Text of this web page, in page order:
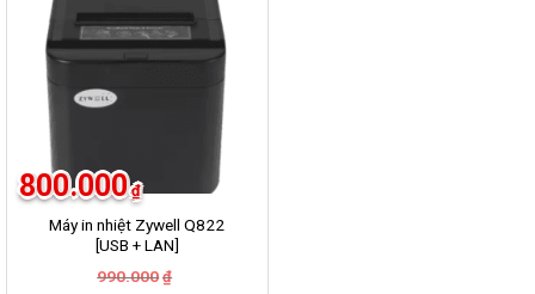
Máy in nhiệt Zywell Q822
[USB + LAN]
990.000 ₫
800.000 ₫